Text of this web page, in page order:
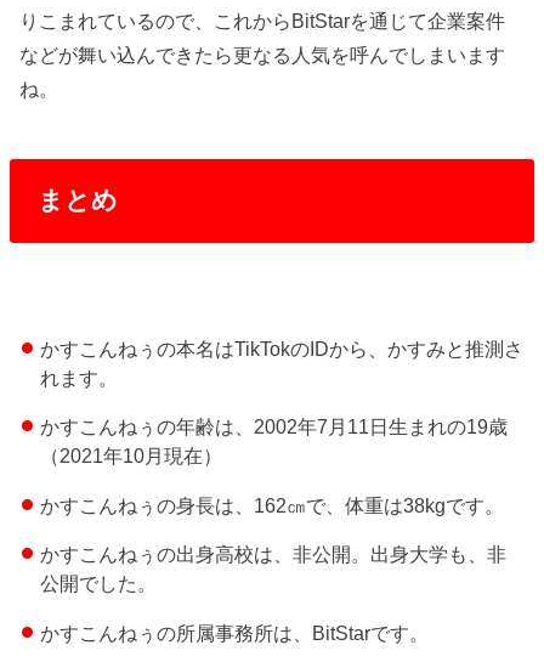
りこまれているので、これからBitStarを通じて企業案件
などが舞い込んできたら更なる人気を呼んでしまいます
ね。
まとめ
かすこんねぅの本名はTikTokのIDから、かすみと推測さ
れます。
かすこんねぅの年齢は、2002年7月11日生まれの19歳
（2021年10月現在）
かすこんねぅの身長は、162㎝で、体重は38kgです。
かすこんねぅの出身高校は、非公開。出身大学も、非
公開でした。
かすこんねぅの所属事務所は、BitStarです。